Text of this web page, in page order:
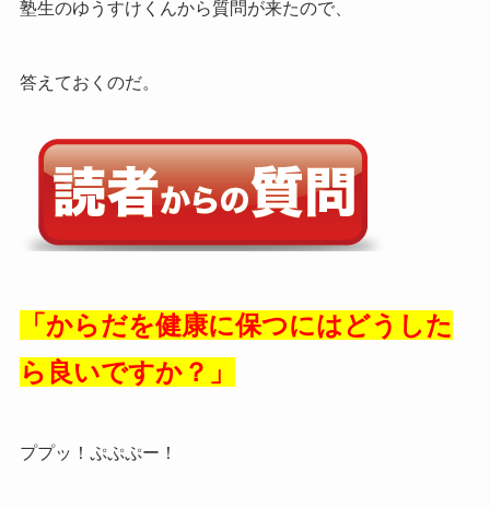
塾生のゆうすけくんから質問が来たので、
答えておくのだ。
「からだを健康に保つにはどうした
ら良いですか？」
ププッ！ぷぷぷー！